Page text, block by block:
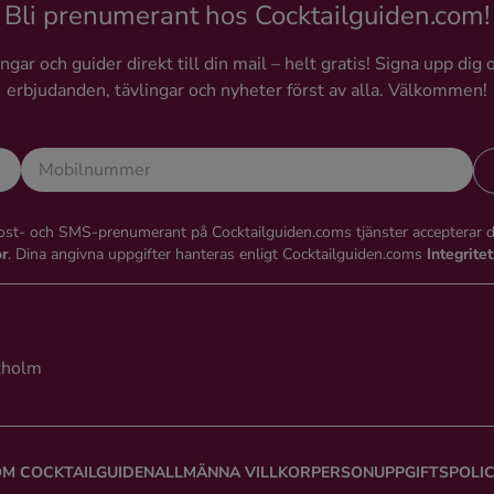
Bli prenumerant hos Cocktailguiden.com!
och guider direkt till din mail – helt gratis! Signa upp dig
erbjudanden, tävlingar och nyheter först av alla. Välkommen!
och SMS-prenumerant på Cocktailguiden.coms tjänster accepterar
. Dina angivna uppgifter hanteras enligt Cocktailguiden.coms
COCKTAILGUIDENALLMÄNNA VILLKOR